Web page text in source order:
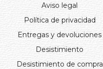
Aviso legal
Política de privacidad
Entregas y devoluciones
Desistimiento
Desistimiento de compra